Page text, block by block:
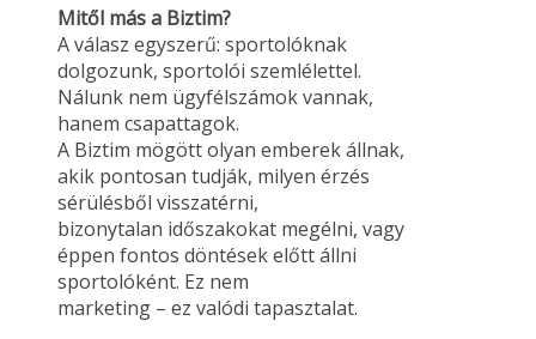
Mitől más a Biztim?
A válasz egyszerű: sportolóknak
dolgozunk, sportolói szemlélettel.
Nálunk nem ügyfélszámok vannak,
hanem csapattagok.
A Biztim mögött olyan emberek állnak,
akik pontosan tudják, milyen érzés
sérülésből visszatérni,
bizonytalan időszakokat megélni, vagy
éppen fontos döntések előtt állni
sportolóként. Ez nem
marketing – ez valódi tapasztalat.